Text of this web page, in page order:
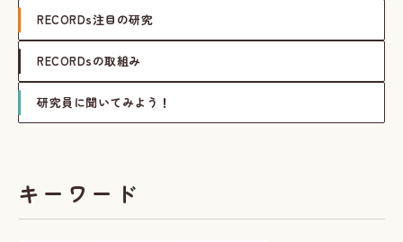
RECORDs注目の研究
RECORDsの取組み
研究員に聞いてみよう！
キーワード